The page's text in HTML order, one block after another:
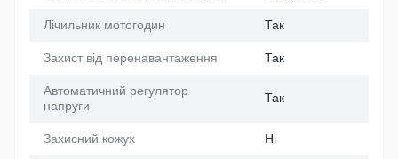
Лічильник мотогодин Так
Захист від перенавантаження Так
Автоматичний регулятор
напруги
Так
Захисний кожух Ні